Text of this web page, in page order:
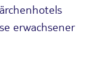
erwachsener